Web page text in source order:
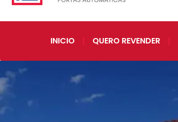
INICIO QUERO REVENDER